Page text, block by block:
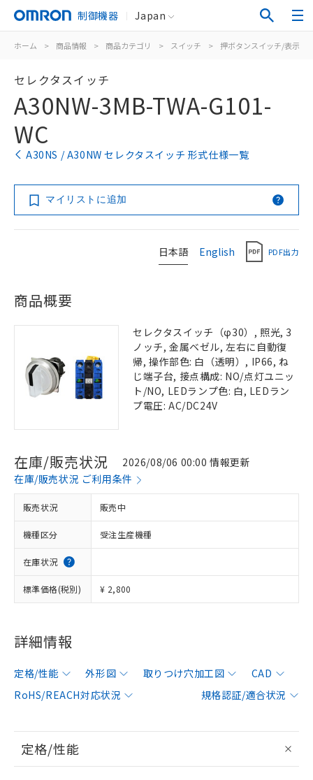
制御機器 Japan
ホーム > 商品情報 > 商品カテゴリ > スイッチ > 押ボタンスイッチ/表示灯
セレクタスイッチ
A30NW-3MB-TWA-G101-
WC
A30NS / A30NW セレクタスイッチ 形式仕様一覧
マイリストに追加
日本語 English PDF出力
商品概要
セレクタスイッチ（φ30）, 照光, 3
ノッチ, 金属ベゼル, 左右に自動復
帰, 操作部色: 白（透明）, IP66, ね
じ端子台, 接点構成: NO/点灯ユニッ
ト/NO, LEDランプ色: 白, LEDラン
プ電圧: AC/DC24V
在庫/販売状況
2026/08/06 00:00 情報更新
在庫/販売状況 ご利用条件
販売状況 販売中
機種区分 受注生産機種
在庫状況
標準価格(税別) ¥ 2,800
詳細情報
定格/性能 外形図 取りつけ穴加工図
CAD
RoHS/REACH対応状況
規格認証/適合状況
定格/性能